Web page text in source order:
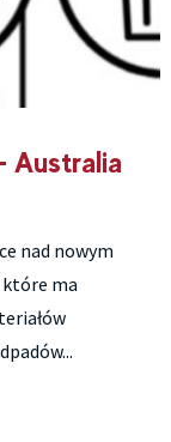
Australia
nad nowym
ma